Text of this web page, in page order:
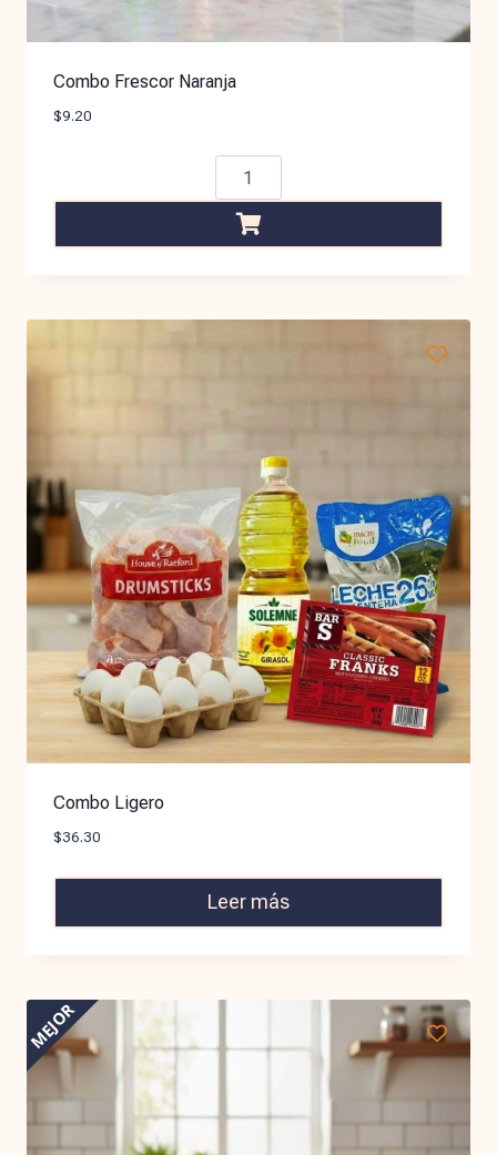
Combo Frescor Naranja
$9.20
Combo Ligero
$36.30
Leer más
MEJOR